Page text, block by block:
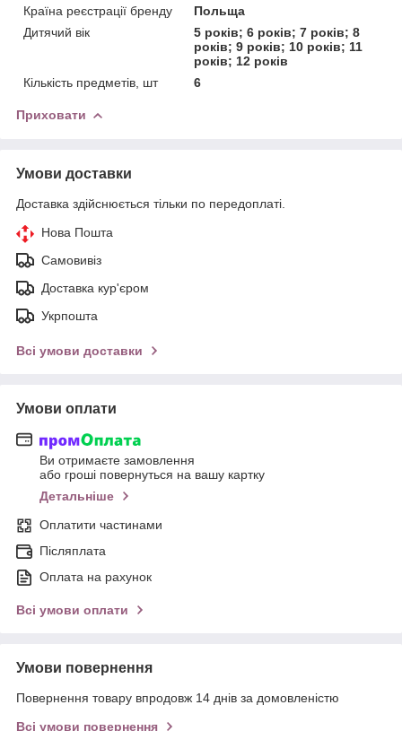
Країна реєстрації бренду
Польща
Дитячий вік
5 років; 6 років; 7 років; 8
років; 9 років; 10 років; 11
років; 12 років
Кількість предметів, шт
6
Приховати
Умови доставки
Доставка здійснюється тільки по передоплаті.
Нова Пошта
Самовивіз
Доставка кур'єром
Укрпошта
Всі умови доставки
Умови оплати
Ви отримаєте замовлення
або гроші повернуться на вашу картку
Детальніше
Оплатити частинами
Післяплата
Оплата на рахунок
Всі умови оплати
Умови повернення
Повернення товару впродовж 14 днів за домовленістю
Всі умови повернення